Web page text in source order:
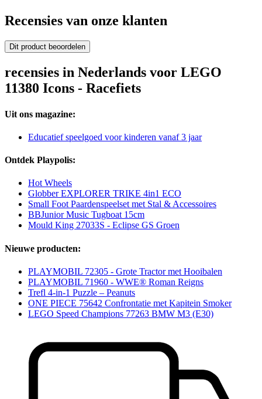
Recensies van onze klanten
Dit product beoordelen
recensies in Nederlands voor LEGO
11380 Icons - Racefiets
Uit ons magazine:
Educatief speelgoed voor kinderen vanaf 3 jaar
Ontdek Playpolis:
Hot Wheels
Globber EXPLORER TRIKE 4in1 ECO
Small Foot Paardenspeelset met Stal & Accessoires
BBJunior Music Tugboat 15cm
Mould King 27033S - Eclipse GS Groen
Nieuwe producten:
PLAYMOBIL 72305 - Grote Tractor met Hooibalen
PLAYMOBIL 71960 - WWE® Roman Reigns
Trefl 4-in-1 Puzzle – Peanuts
ONE PIECE 75642 Confrontatie met Kapitein Smoker
LEGO Speed Champions 77263 BMW M3 (E30)